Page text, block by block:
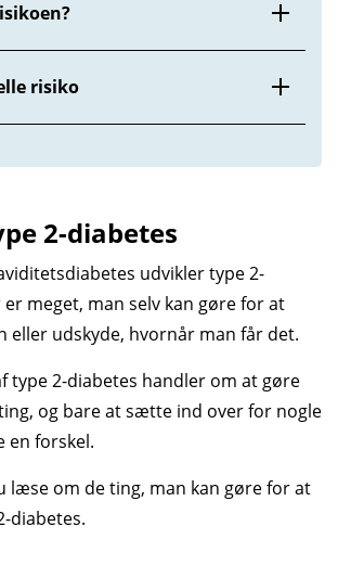
risiko
2-diabetes
udvikler type 2-
meget, man selv kan gøre for at
eller udskyde, hvornår man får det.
type 2-diabetes handler om at gøre
og bare at sætte ind over for nogle
en forskel.
læse om de ting, man kan gøre for at
diabetes.